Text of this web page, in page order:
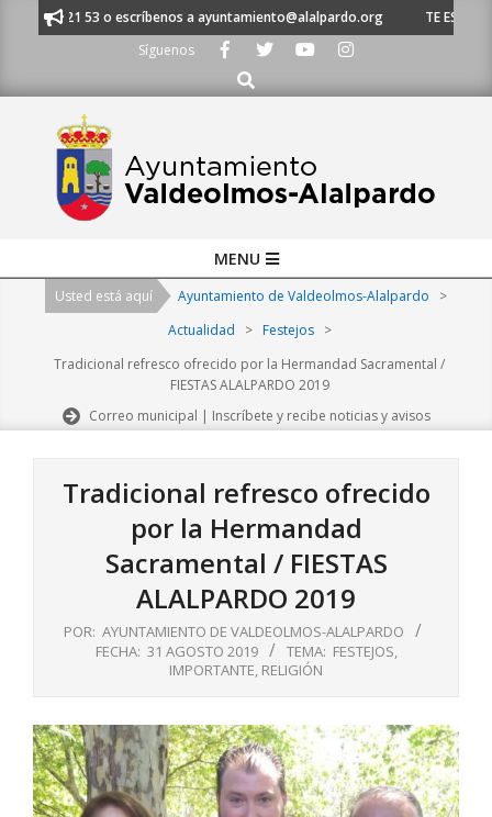
91 620 21 53 o escríbenos a ayuntamiento@alalpardo.org
TE
Síguenos
Buscar
Navigation
MENU
Usted está aquí Ayuntamiento de Valdeolmos-Alalpardo
>
Actualidad
> Festejos
>
Tradicional refresco ofrecido por la Hermandad Sacramental /
FIESTAS ALALPARDO 2019
Correo municipal | Inscríbete y recibe noticias y avisos
Tradicional refresco ofrecido
por la Hermandad
Sacramental / FIESTAS
ALALPARDO 2019
POR: AYUNTAMIENTO DE VALDEOLMOS-ALALPARDO
FECHA: 31 AGOSTO 2019 TEMA: FESTEJOS,
IMPORTANTE, RELIGIÓN